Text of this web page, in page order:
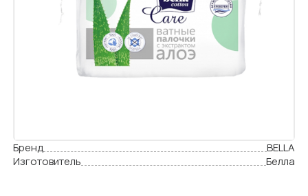
Бренд
BELLA
Изготовитель
Белла